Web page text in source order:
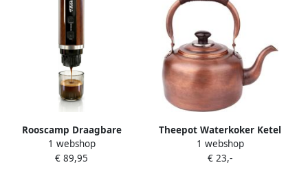
espresso en filterkoffie
Lichtbruin
Rooscamp Draagbare
Elektrische
Espressomachine
1 webshop
€ 89,95
Theepot Waterkoker Ketel
Fluitketel Water Koken
Koperen Snelkoker 3L 5L 7L
1 webshop
€ 23,-